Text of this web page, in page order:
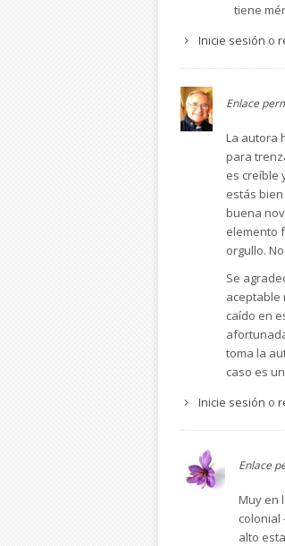
tiene
Inicie sesión o
Enlace
La autora
para
es creíble
estás
buena
elemento
orgullo.
Se
aceptable
caído en
toma la
caso es
Inicie sesión o
Enlace
Muy en
colonial
alto